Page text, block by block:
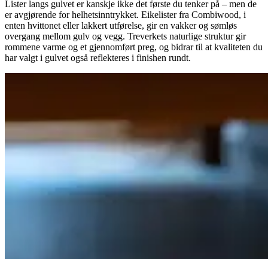
Lister langs gulvet er kanskje ikke det første du tenker på – men de
er avgjørende for helhetsinntrykket. Eikelister fra Combiwood, i
enten hvittonet eller lakkert utførelse, gir en vakker og sømløs
overgang mellom gulv og vegg. Treverkets naturlige struktur gir
rommene varme og et gjennomført preg, og bidrar til at kvaliteten du
har valgt i gulvet også reflekteres i finishen rundt.